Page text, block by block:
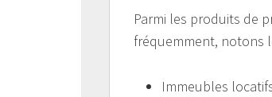
Parmi les produits de
fréquemment, notons
Immeubles